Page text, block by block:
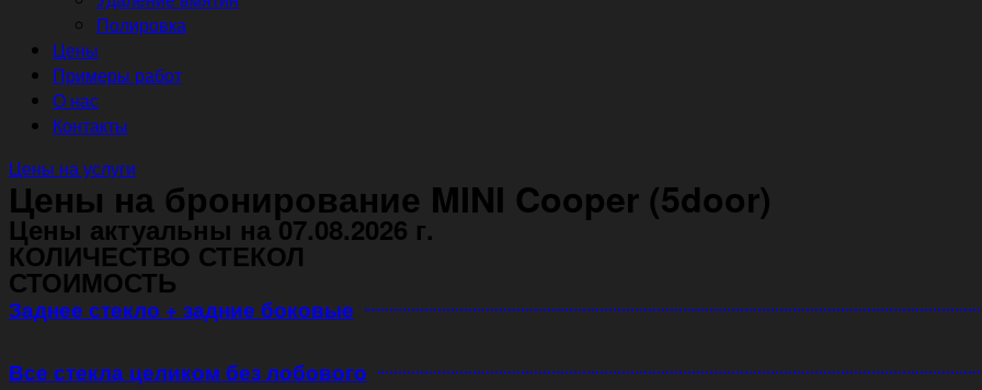
Полировка
Цены
Примеры работ
О нас
Контакты
Цены на услуги
Цены на бронирование MINI Cooper (5door)
Цены актуальны на 07.08.2026 г.
КОЛИЧЕСТВО СТЕКОЛ
СТОИМОСТЬ
Заднее стекло + задние боковые
Все стекла целиком без лобового